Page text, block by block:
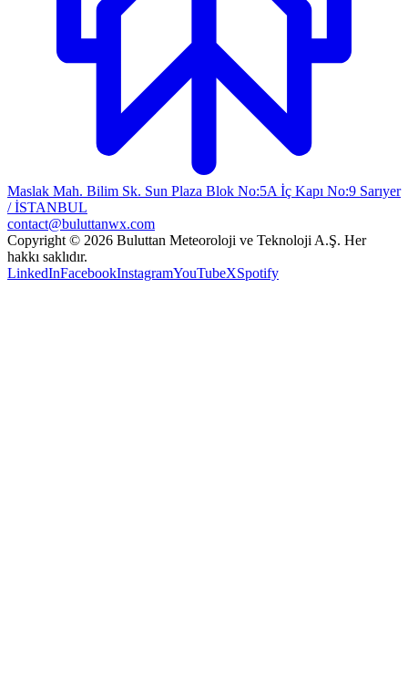
Maslak Mah. Bilim Sk. Sun Plaza Blok No:5A İç Kapı No:9 Sarıyer
/ İSTANBUL
contact@buluttanwx.com
Copyright © 2026 Buluttan Meteoroloji ve Teknoloji A.Ş. Her
hakkı saklıdır.
LinkedInFacebookInstagramYouTubeXSpotify